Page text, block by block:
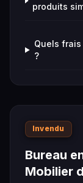
produits
Quels
?
Invendu
Bureau
Mobilier